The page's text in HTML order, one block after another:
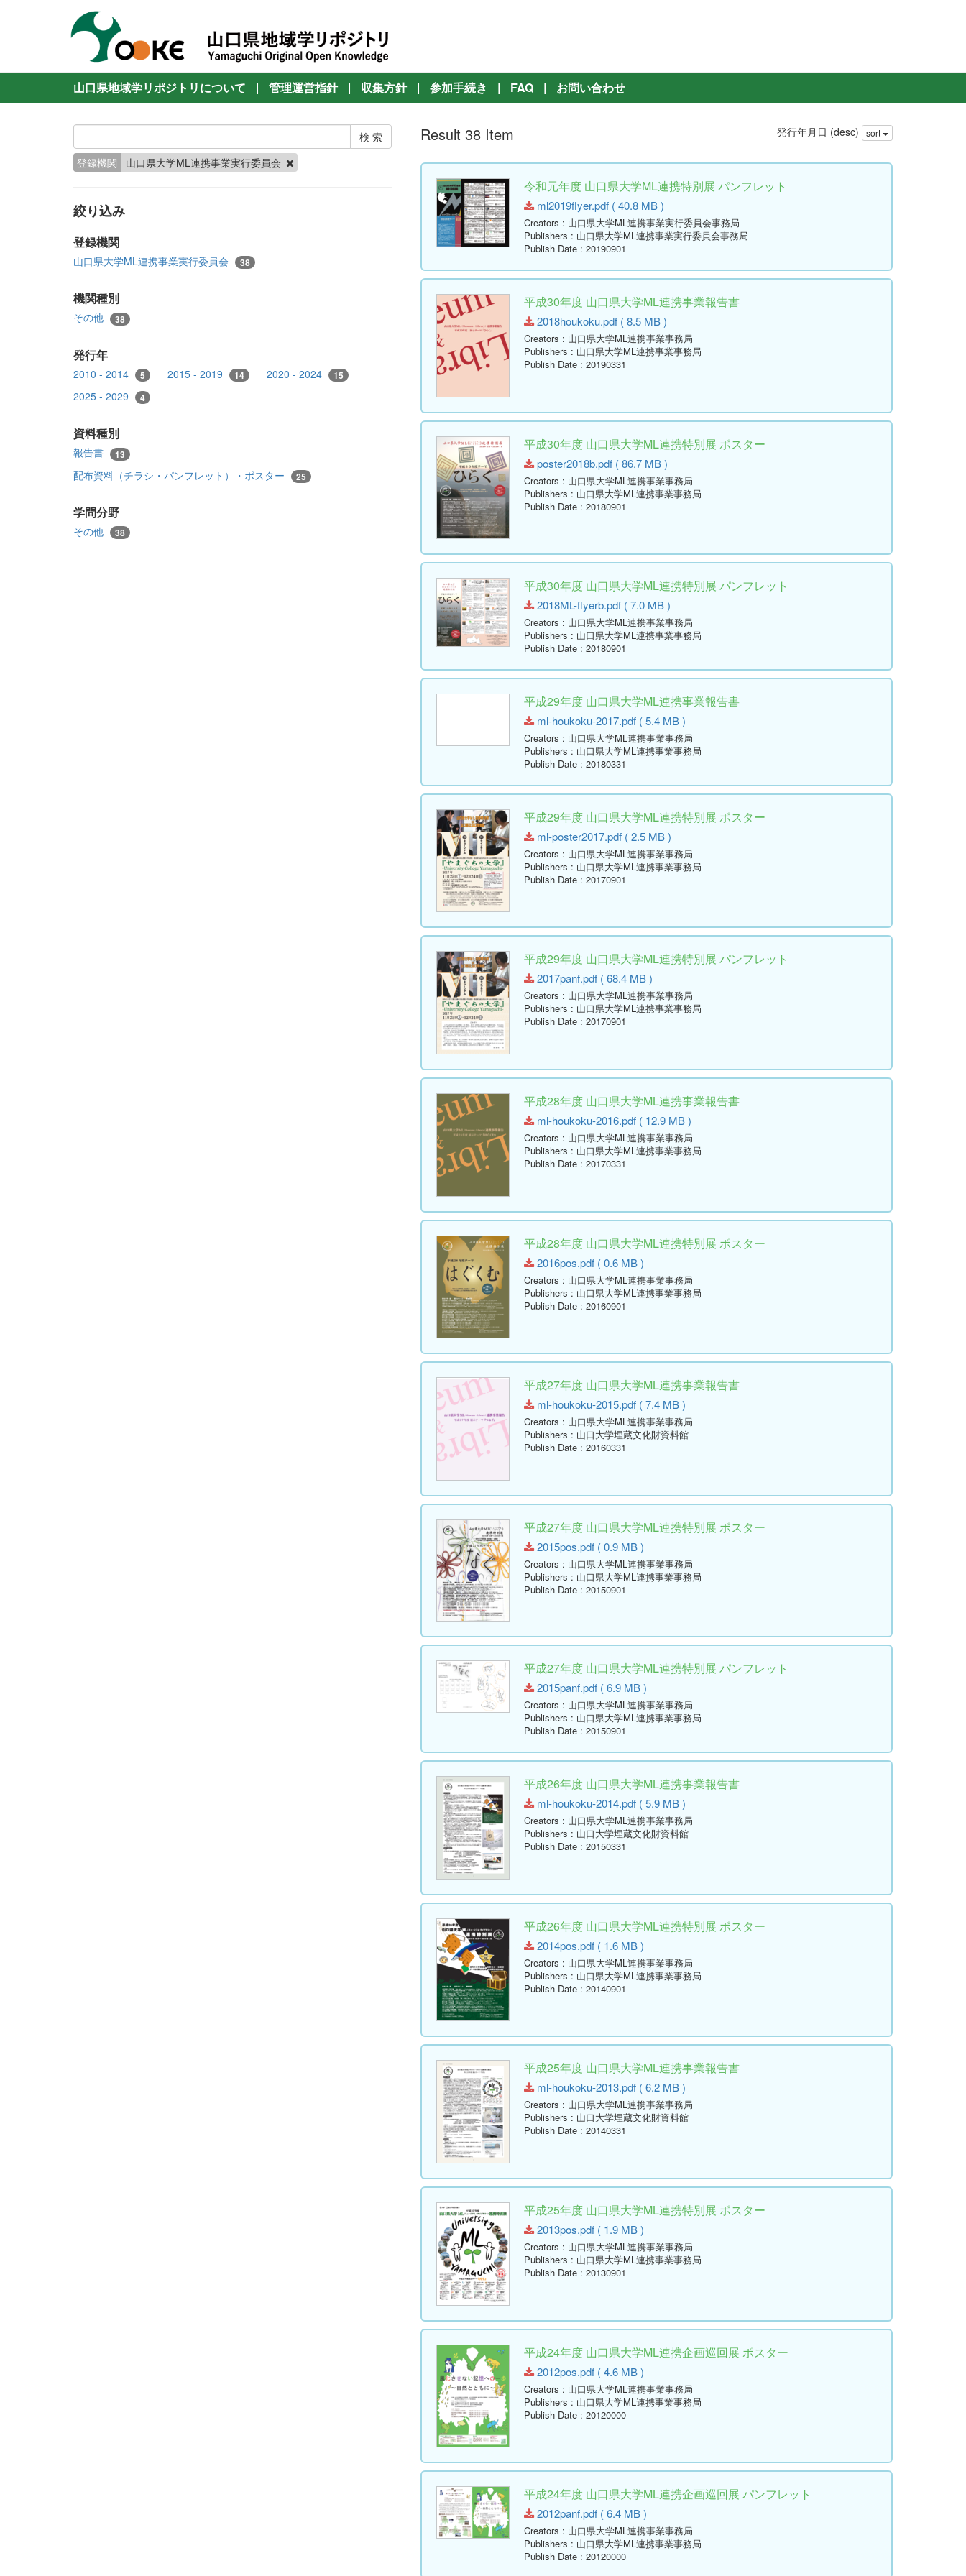
山口県地域学リポジトリについて | 管理運営指針 | 収集方針 | 参加手続き | FAQ | お問い合わせ
登録機関 山口県大学ML連携事業実行委員会
絞り込み
登録機関
山口県大学ML連携事業実行委員会 38
機関種別
その他 38
発行年
2010 - 2014 5 2015 - 2019 14 2020 - 2024 15
2025 - 2029 4
資料種別
報告書 13
配布資料（チラシ・パンフレット）・ポスター 25
学問分野
その他 38
Result 38 Item 発行年月日 (desc) sort
令和元年度 山口県大学ML連携特別展 パンフレット
ml2019flyer.pdf ( 40.8 MB )
Creators : 山口県大学ML連携事業実行委員会事務局
Publishers : 山口県大学ML連携事業実行委員会事務局
Publish Date : 20190901
平成30年度 山口県大学ML連携事業報告書
2018houkoku.pdf ( 8.5 MB )
Creators : 山口県大学ML連携事業事務局
Publishers : 山口県大学ML連携事業事務局
Publish Date : 20190331
平成30年度 山口県大学ML連携特別展 ポスター
poster2018b.pdf ( 86.7 MB )
Creators : 山口県大学ML連携事業事務局
Publishers : 山口県大学ML連携事業事務局
Publish Date : 20180901
平成30年度 山口県大学ML連携特別展 パンフレット
2018ML-flyerb.pdf ( 7.0 MB )
Creators : 山口県大学ML連携事業事務局
Publishers : 山口県大学ML連携事業事務局
Publish Date : 20180901
平成29年度 山口県大学ML連携事業報告書
ml-houkoku-2017.pdf ( 5.4 MB )
Creators : 山口県大学ML連携事業事務局
Publishers : 山口県大学ML連携事業事務局
Publish Date : 20180331
平成29年度 山口県大学ML連携特別展 ポスター
ml-poster2017.pdf ( 2.5 MB )
Creators : 山口県大学ML連携事業事務局
Publishers : 山口県大学ML連携事業事務局
Publish Date : 20170901
平成29年度 山口県大学ML連携特別展 パンフレット
2017panf.pdf ( 68.4 MB )
Creators : 山口県大学ML連携事業事務局
Publishers : 山口県大学ML連携事業事務局
Publish Date : 20170901
平成28年度 山口県大学ML連携事業報告書
ml-houkoku-2016.pdf ( 12.9 MB )
Creators : 山口県大学ML連携事業事務局
Publishers : 山口県大学ML連携事業事務局
Publish Date : 20170331
平成28年度 山口県大学ML連携特別展 ポスター
2016pos.pdf ( 0.6 MB )
Creators : 山口県大学ML連携事業事務局
Publishers : 山口県大学ML連携事業事務局
Publish Date : 20160901
平成27年度 山口県大学ML連携事業報告書
ml-houkoku-2015.pdf ( 7.4 MB )
Creators : 山口県大学ML連携事業事務局
Publishers : 山口大学埋蔵文化財資料館
Publish Date : 20160331
平成27年度 山口県大学ML連携特別展 ポスター
2015pos.pdf ( 0.9 MB )
Creators : 山口県大学ML連携事業事務局
Publishers : 山口県大学ML連携事業事務局
Publish Date : 20150901
平成27年度 山口県大学ML連携特別展 パンフレット
2015panf.pdf ( 6.9 MB )
Creators : 山口県大学ML連携事業事務局
Publishers : 山口県大学ML連携事業事務局
Publish Date : 20150901
平成26年度 山口県大学ML連携事業報告書
ml-houkoku-2014.pdf ( 5.9 MB )
Creators : 山口県大学ML連携事業事務局
Publishers : 山口大学埋蔵文化財資料館
Publish Date : 20150331
平成26年度 山口県大学ML連携特別展 ポスター
2014pos.pdf ( 1.6 MB )
Creators : 山口県大学ML連携事業事務局
Publishers : 山口県大学ML連携事業事務局
Publish Date : 20140901
平成25年度 山口県大学ML連携事業報告書
ml-houkoku-2013.pdf ( 6.2 MB )
Creators : 山口県大学ML連携事業事務局
Publishers : 山口大学埋蔵文化財資料館
Publish Date : 20140331
平成25年度 山口県大学ML連携特別展 ポスター
2013pos.pdf ( 1.9 MB )
Creators : 山口県大学ML連携事業事務局
Publishers : 山口県大学ML連携事業事務局
Publish Date : 20130901
平成24年度 山口県大学ML連携企画巡回展 ポスター
2012pos.pdf ( 4.6 MB )
Creators : 山口県大学ML連携事業事務局
Publishers : 山口県大学ML連携事業事務局
Publish Date : 20120000
平成24年度 山口県大学ML連携企画巡回展 パンフレット
2012panf.pdf ( 6.4 MB )
Creators : 山口県大学ML連携事業事務局
Publishers : 山口県大学ML連携事業事務局
Publish Date : 20120000